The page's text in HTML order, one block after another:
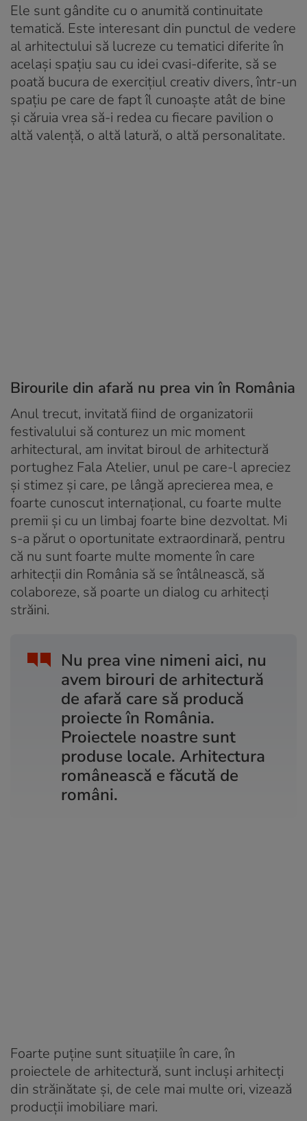
Ele sunt gândite cu o anumită continuitate
tematică. Este interesant din punctul de vedere
al arhitectului să lucreze cu tematici diferite în
același spațiu sau cu idei cvasi-diferite, să se
poată bucura de exercițiul creativ divers, într-un
spațiu pe care de fapt îl cunoaște atât de bine
și căruia vrea să-i redea cu fiecare pavilion o
altă valență, o altă latură, o altă personalitate.
Birourile din afară nu prea vin în România
Anul trecut, invitată fiind de organizatorii
festivalului să conturez un mic moment
arhitectural, am invitat biroul de arhitectură
portughez Fala Atelier, unul pe care-l apreciez
și stimez și care, pe lângă aprecierea mea, e
foarte cunoscut internațional, cu foarte multe
premii și cu un limbaj foarte bine dezvoltat. Mi
s-a părut o oportunitate extraordinară, pentru
că nu sunt foarte multe momente în care
arhitecții din România să se întâlnească, să
colaboreze, să poarte un dialog cu arhitecți
străini.
Nu prea vine nimeni aici, nu
avem birouri de arhitectură
de afară care să producă
proiecte în România.
Proiectele noastre sunt
produse locale. Arhitectura
românească e făcută de
români.
Foarte puține sunt situațiile în care, în
proiectele de arhitectură, sunt incluși arhitecți
din străinătate și, de cele mai multe ori, vizează
producții imobiliare mari.